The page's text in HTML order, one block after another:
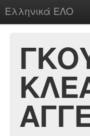
Ελληνικά ΕΛΟ
chesstu.be @ discord
Login